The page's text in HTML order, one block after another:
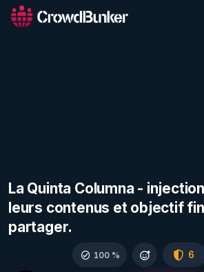
La Quinta Columna -
leurs contenus et objectif
partager.
100 % 6